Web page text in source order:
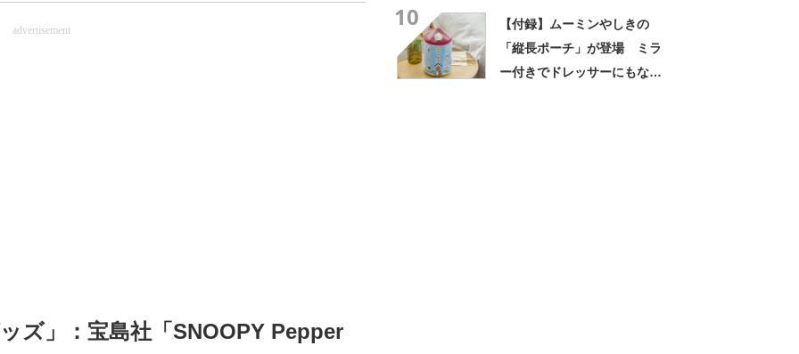
advertisement
ズ」：宝島社「SNOOPY Pepper
10
【付録】ムーミンやしきの
「縦長ポーチ」が登場 ミラ
ー付きでドレッサーにもなっ